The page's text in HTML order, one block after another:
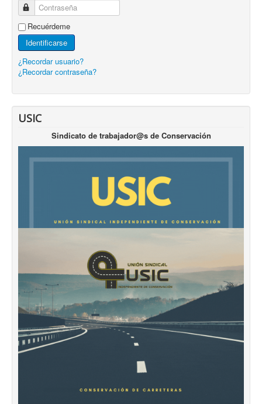
Contraseña
Recuérdeme
Identificarse
¿Recordar usuario?
¿Recordar contraseña?
USIC
Sindicato de trabajador@s de Conservación